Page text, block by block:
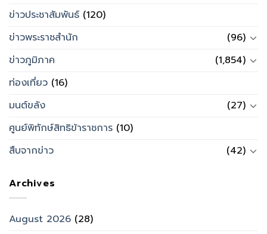
ข่าวประชาสัมพันธ์ (120)
ข่าวพระราชสำนัก
(96)
ข่าวภูมิภาค
(1,854)
ท่องเที่ยว (16)
มนต์ขลัง
(27)
ศูนย์พิทักษ์สิทธิข้าราชการ (10)
สืบจากข่าว
(42)
Archives
August 2026 (28)